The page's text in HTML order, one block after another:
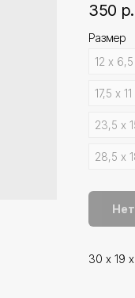
350 р.
Размер
12 х
17,5 х
23,5 х
28,5 х
30 х 19